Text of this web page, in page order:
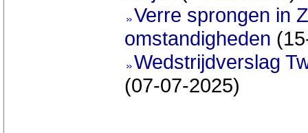
Verre sprongen in
omstandigheden
Wedstrijdverslag
(07-07-2025)